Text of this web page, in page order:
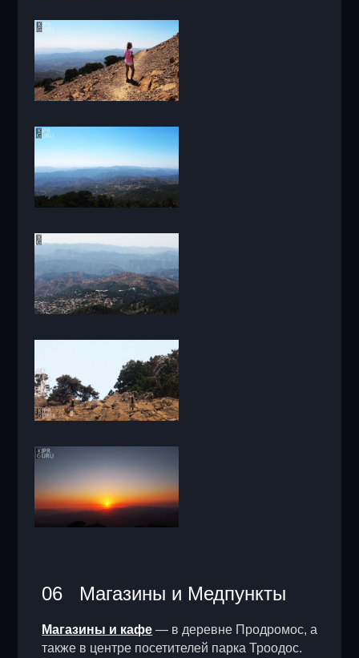
06 Магазины и Медпункты
Магазины и кафе — в деревне Продромос, а
также в центре посетителей парка Троодос.